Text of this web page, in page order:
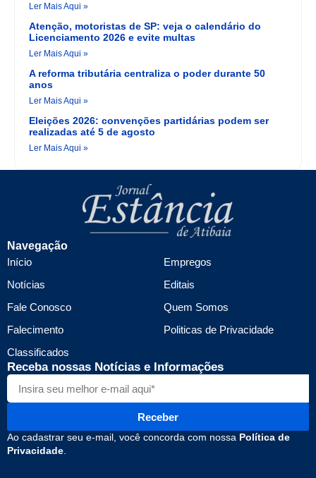
Ler Mais Aqui »
Atenção, motoristas de SP: veja o calendário do
Licenciamento 2026 e evite multas
Ler Mais Aqui »
A reforma tributária centraliza o poder durante 50
anos
Ler Mais Aqui »
Eleições 2026: convenções partidárias podem ser
realizadas até 5 de agosto
Ler Mais Aqui »
Navegação
Início
Notícias
Fale Conosco
Falecimento
Classificados
Empregos
Editais
Quem Somos
Politicas de Privacidade
Receba nossas Notícias e Informações
Receber
Ao cadastrar seu e-mail, você concorda com nossa Política de
Privacidade.